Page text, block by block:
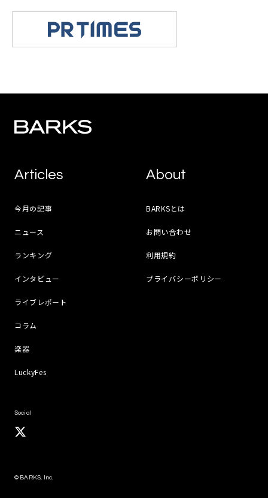
Articles
今月の記事
ニュース
ランキング
インタビュー
ライブレポート
コラム
楽器
LuckyFes
About
BARKSとは
お問い合わせ
利用規約
プライバシーポリシー
Social
© BARKS, Inc.